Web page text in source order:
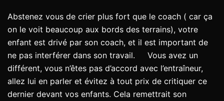
Abstenez vous de crier plus fort que le coach ( car ça
on le voit beaucoup aux bords des terrains), votre
enfant est drivé par son coach, et il est important de
ne pas interférer dans son travail. Vous avez un
différent, vous n’êtes pas d’accord avec l’entraîneur,
allez lui en parler et évitez à tout prix de critiquer ce
dernier devant vos enfants. Cela remettrait son